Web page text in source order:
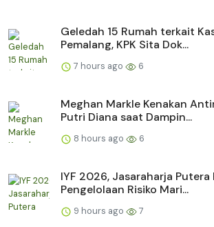
Geledah 15 Rumah terkait
Pemalang, KPK Sita Dok...
7 hours ago 6
Meghan Markle Kenakan
Putri Diana saat Dampin...
8 hours ago 6
IYF 2026, Jasaraharja Putera
Pengelolaan Risiko Mari...
9 hours ago 7